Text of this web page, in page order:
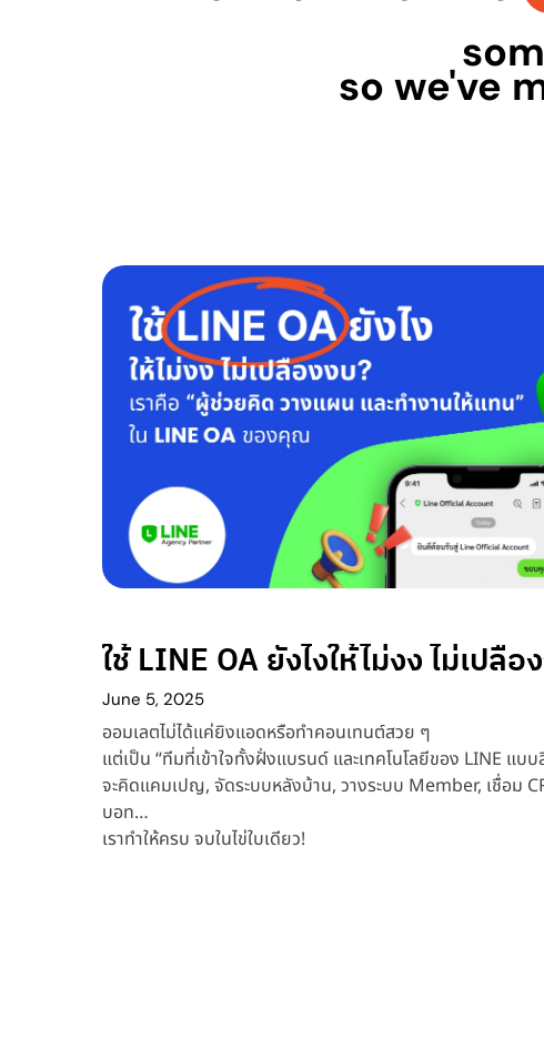
so we've
ใช้ LINE OA ยังไงให้ไม่งง ไม่เปลือ
June 5, 2025
ออมเลตไม่ได้แค่ยิงแอดหรือทำคอนเทนต์สวย ๆ
แต่เป็น “ทีมที่เข้าใจทั้งฝั่งแบรนด์ และเทคโนโลยีของ LINE แบ
จะคิดแคมเปญ, จัดระบบหลังบ้าน, วางระบบ Member, เชื่อม
บอท…
เราทำให้ครบ จบในไข่ใบเดียว!